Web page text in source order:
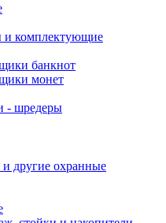
и комплектующие
банкнот
монет
- шредеры
другие охранные